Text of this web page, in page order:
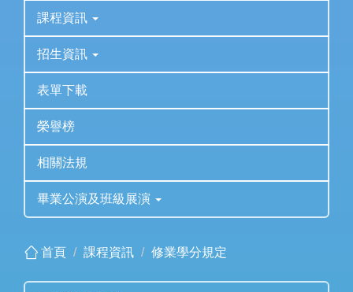
課程資訊
招生資訊
表單下載
榮譽榜
相關法規
畢業公演及班級展演
首頁 課程資訊 修業學分規定